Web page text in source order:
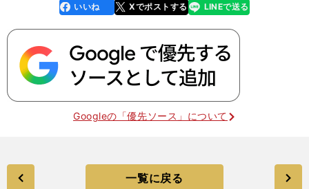
faceboo
k
いいね Xでポストする
line LINEで送る
Googleの「優先ソース」について
一覧に戻る